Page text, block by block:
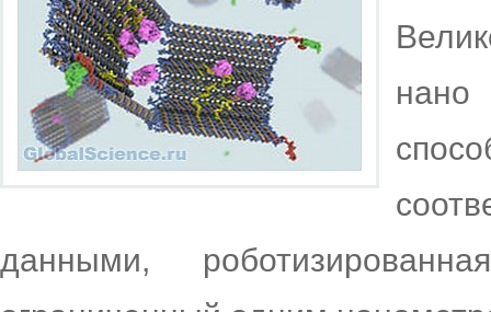
данными,